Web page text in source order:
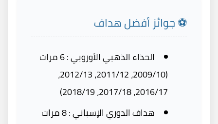
⚽ جوائز أفضل هداف
الحذاء الذهبي الأوروبي : 6 مرات
(2009/10، 2011/12، 2012/13،
2016/17، 2017/18، 2018/19)
هداف الدوري الإسباني : 8 مرات